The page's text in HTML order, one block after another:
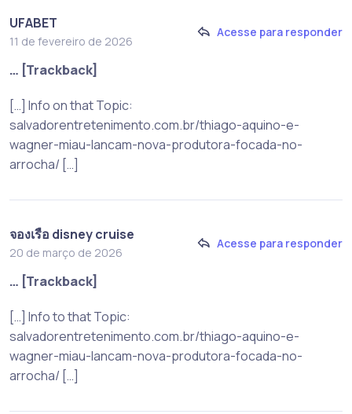
UFABET
11 de fevereiro de 2026
Acesse para responder
… [Trackback]
[…] Info on that Topic:
salvadorentretenimento.com.br/thiago-aquino-e-
wagner-miau-lancam-nova-produtora-focada-no-
arrocha/ […]
จองเรือ disney cruise
20 de março de 2026
Acesse para responder
… [Trackback]
[…] Info to that Topic:
salvadorentretenimento.com.br/thiago-aquino-e-
wagner-miau-lancam-nova-produtora-focada-no-
arrocha/ […]